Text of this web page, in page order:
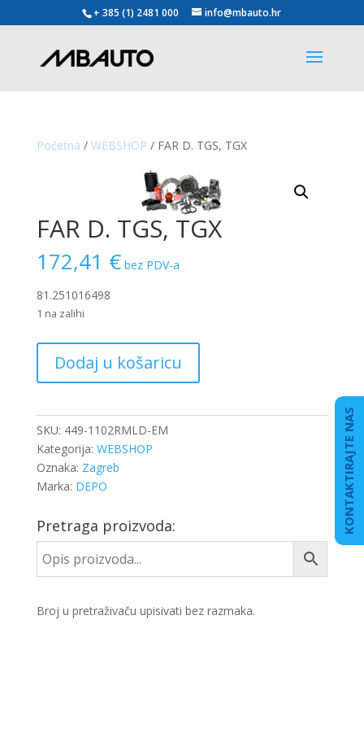
+ 385 (1) 2481 000 info@mbauto.hr
Početna / WEBSHOP / FAR D. TGS, TGX
FAR D. TGS, TGX
172,41 € bez PDV-a
81.251016498
1 na zalihi
TGS,
količina
Dodaj u košaricu
SKU: 449-1102RMLD-EM
Kategorija: WEBSHOP
Oznaka: Zagreb
Marka: DEPO
Pretraga proizvoda:
Broj u pretraživaču upisivati bez razmaka.
KONTAKTIRAJTE NAS